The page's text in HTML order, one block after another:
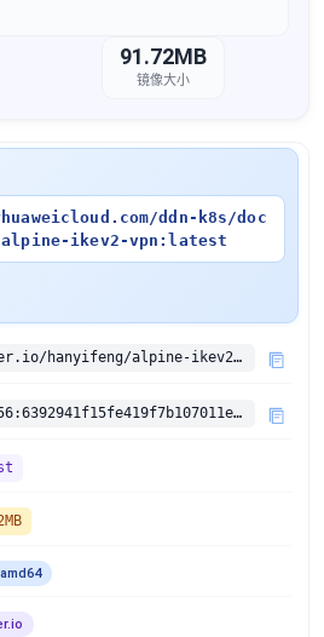
91.72MB
镜像大小
ddn-k8s/doc
ikev2-vpn:latest
docker.io/hanyifeng/alpine-ikev2-vpn:latest
sha256:6392941f15fe419f7b107011ef692ca13c03474b98e1bf97b8d2347956cbb777